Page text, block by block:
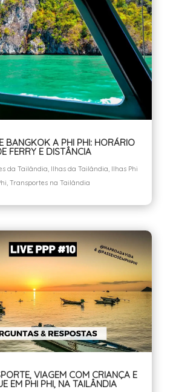
BANGKOK A PHI PHI: HORÁRIO
FERRY E DISTÂNCIA
da Tailândia, Ilhas da Tailândia, Ilhas Phi
, Transportes na Tailândia
VIAGEM COM CRIANÇA E
EM PHI PHI, NA TAILÂNDIA